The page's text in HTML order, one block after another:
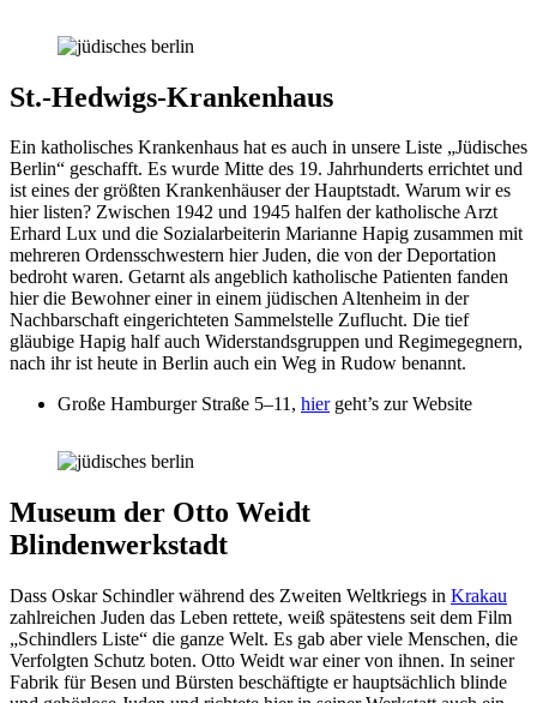
St.-Hedwigs-Krankenhaus
Ein katholisches Krankenhaus hat es auch in unsere Liste „Jüdisches
Berlin“ geschafft. Es wurde Mitte des 19. Jahrhunderts errichtet und
ist eines der größten Krankenhäuser der Hauptstadt. Warum wir es
hier listen? Zwischen 1942 und 1945 halfen der katholische Arzt
Erhard Lux und die Sozialarbeiterin Marianne Hapig zusammen mit
mehreren Ordensschwestern hier Juden, die von der Deportation
bedroht waren. Getarnt als angeblich katholische Patienten fanden
hier die Bewohner einer in einem jüdischen Altenheim in der
Nachbarschaft eingerichteten Sammelstelle Zuflucht. Die tief
gläubige Hapig half auch Widerstandsgruppen und Regimegegnern,
nach ihr ist heute in Berlin auch ein Weg in Rudow benannt.
Große Hamburger Straße 5–11, hiergeht’s zur Website
Museum der Otto Weidt
Blindenwerkstadt
Dass Oskar Schindler während des Zweiten Weltkriegs in Krakau
zahlreichen Juden das Leben rettete, weiß spätestens seit dem Film
„Schindlers Liste“ die ganze Welt. Es gab aber viele Menschen, die
Verfolgten Schutz boten. Otto Weidt war einer von ihnen. In seiner
Fabrik für Besen und Bürsten beschäftigte er hauptsächlich blinde